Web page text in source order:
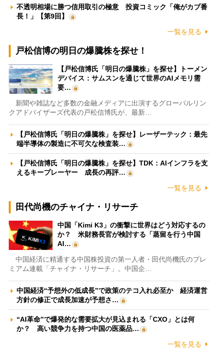
不透明相場に勝つ信用取引の極意 投資コミック「俺がカブ番
長！」【第9回】
一覧を見る
戸松信博の明日の爆騰株を探せ！
【戸松信博氏「明日の爆騰株」を探せ】トーメン
デバイス：サムスンを通じて世界のAIメモリ需
要…
新聞や雑誌など多数の金融メディアに出演するグローバルリン
クアドバイザーズ代表の戸松信博氏が、最新…
【戸松信博氏「明日の爆騰株」を探せ】レーザーテック：最先
端半導体の製造に不可欠な検査装…
【戸松信博氏「明日の爆騰株」を探せ】TDK：AIインフラを支
えるキープレーヤー 成長の再評…
一覧を見る
田代尚機のチャイナ・リサーチ
中国「Kimi K3」の衝撃に世界はどう対応するの
か？ 米財務長官が検討する「蒸留を行う中国
AI…
中国経済に精通する中国株投資の第一人者・田代尚機氏のプレ
ミアム連載「チャイナ・リサーチ」。中国企…
中国経済“予想外の低成長”で政策のテコ入れ必至か 経済運営
方針の修正で成長加速が予想さ…
“AI革命”で爆発的な需要拡大が見込まれる「CXO」とは何
か？ 高い競争力を持つ中国の医薬品…
一覧を見る